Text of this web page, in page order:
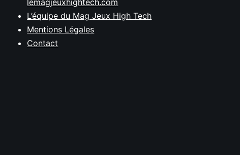
lemagjeuxhightech.com
L’équipe du Mag Jeux High Tech
Mentions Légales
Contact